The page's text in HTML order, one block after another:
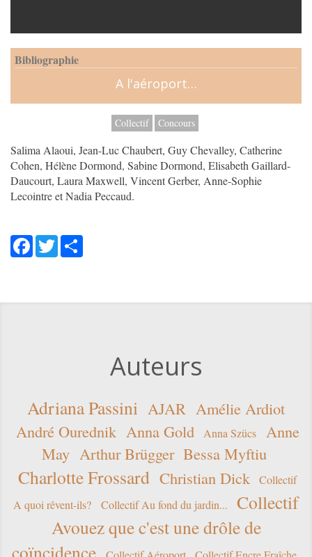
Bibliographie
A l'aéroport…
Collectif Concours
Salima Alaoui, Jean-Luc Chaubert, Guy Chevalley, Catherine
Cohen, Hélène Dormond, Sabine Dormond, Elisabeth Gaillard-
Daucourt, Laura Maxwell, Vincent Gerber, Anne-Sophie
Lecointre et Nadia Peccaud.
Facebook
Twitter
Auteurs
Adriana Passini AJAR Amélie Ardiot
André Ourednik Anna Gold Anna Szücs
Anne
May Arthur Brügger Bessa Myftiu
Charlotte Frossard Christian Dick
Collectif
A quoi rêvent-ils?
Collectif Au fond du jardin...
Collectif
Avouez que c'est une drôle de